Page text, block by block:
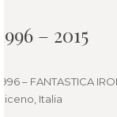
– 2015
– FANTASTICA
Italia